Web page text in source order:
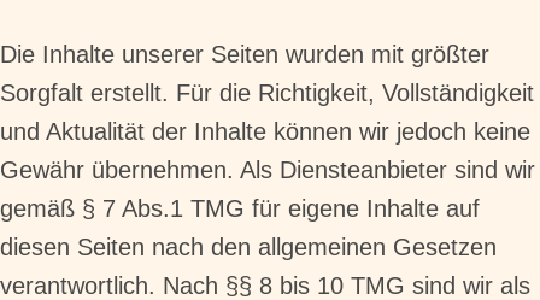
Die Inhalte unserer Seiten wurden mit größter
Sorgfalt erstellt. Für die Richtigkeit, Vollständigkeit
und Aktualität der Inhalte können wir jedoch keine
Gewähr übernehmen. Als Diensteanbieter sind wir
gemäß § 7 Abs.1 TMG für eigene Inhalte auf
diesen Seiten nach den allgemeinen Gesetzen
verantwortlich. Nach §§ 8 bis 10 TMG sind wir als